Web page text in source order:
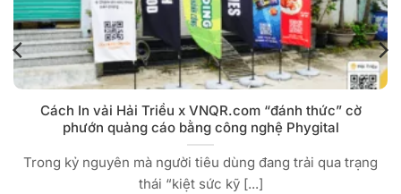
Cách In vải Hải Triều x VNQR.com “đánh thức” cờ
phướn quảng cáo bằng công nghệ Phygital
Trong kỷ nguyên mà người tiêu dùng đang trải qua trạng
thái “kiệt sức kỹ [...]